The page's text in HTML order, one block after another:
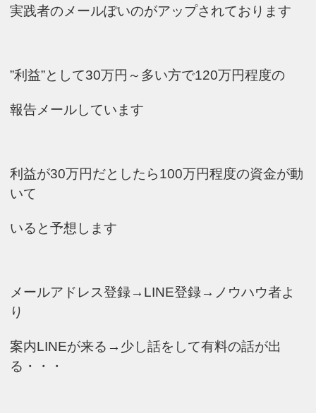
実践者のメールぽいのがアップされております
”利益”として30万円～多い方で120万円程度の
報告メールしています
利益が30万円だとしたら100万円程度の資金が動
いて
いると予想します
メールアドレス登録→LINE登録→ノウハウ者よ
り
案内LINEが来る→少し話をして有料の話が出
る・・・